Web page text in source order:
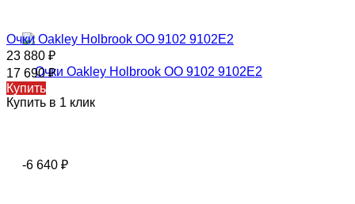
Очки Oakley Holbrook OO 9102 9102E2
23 880 ₽
17 690₽
Купить
Купить в 1 клик
-6 640 ₽